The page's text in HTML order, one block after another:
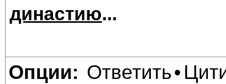
династию...
Опции: Ответить•